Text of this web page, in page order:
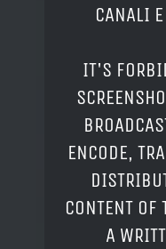
CANALI
IT'S
ENCODE,
CONTENT
A